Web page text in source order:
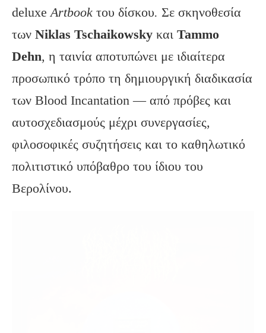
deluxeArtbook του δίσκου. Σε σκηνοθεσία
των Niklas Tschaikowsky και Tammo
Dehn, η ταινία αποτυπώνει με ιδιαίτερα
προσωπικό τρόπο τη δημιουργική διαδικασία
των Blood Incantation — από πρόβες και
αυτοσχεδιασμούς μέχρι συνεργασίες,
φιλοσοφικές συζητήσεις και το καθηλωτικό
πολιτιστικό υπόβαθρο του ίδιου του
Βερολίνου.